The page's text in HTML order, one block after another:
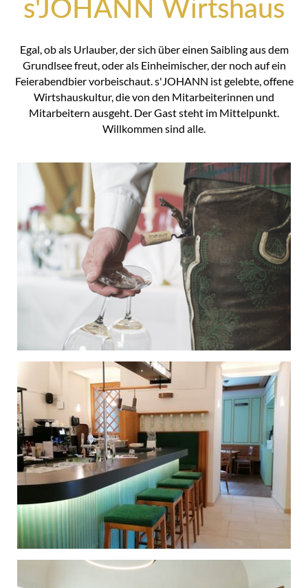
s'JOHANN Wirtshaus
Egal, ob als Urlauber, der sich über einen Saibling aus dem
Grundlsee freut, oder als Einheimischer, der noch auf ein
Feierabendbier vorbeischaut. s'JOHANN ist gelebte, offene
Wirtshauskultur, die von den Mitarbeiterinnen und
Mitarbeitern ausgeht. Der Gast steht im Mittelpunkt.
Willkommen sind alle.